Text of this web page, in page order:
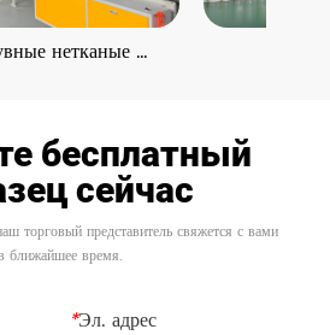
нетканые
бесплатный
сейчас
торговый представитель свяжется с вами
ближайшее время.
*Эл. адрес